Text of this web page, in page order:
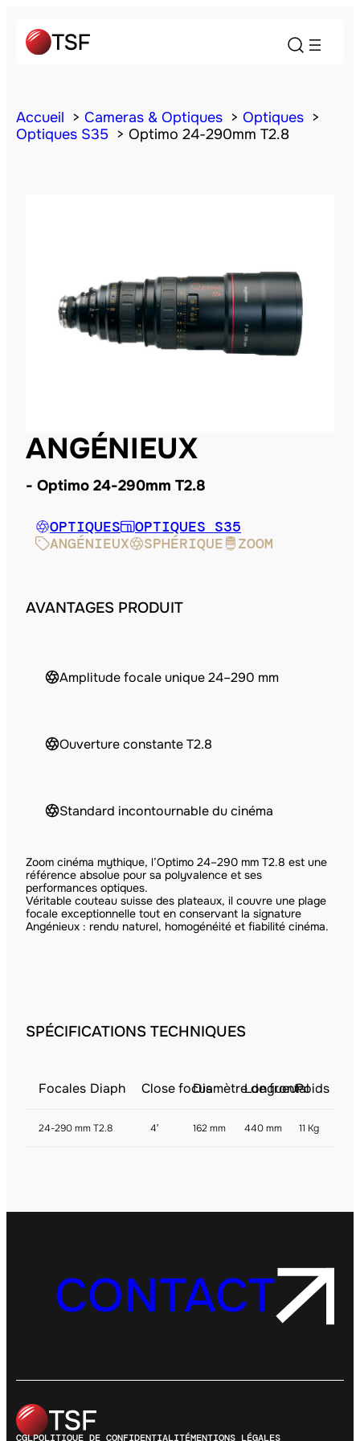
Accueil Cameras & Optiques
Optiques
Optiques S35
Optimo 24-290mm T2.8
ANGÉNIEUX
Optimo 24-290mm T2.8
OPTIQUES
OPTIQUES S35
ANGÉNIEUX
SPHÉRIQUE ZOOM
AVANTAGES PRODUIT
Amplitude focale unique 24–290 mm
Ouverture constante T2.8
Standard incontournable du cinéma
Zoom cinéma mythique, l’Optimo 24–290 mm T2.8 est une
référence absolue pour sa polyvalence et ses
performances optiques.
Véritable couteau suisse des plateaux, il couvre une plage
focale exceptionnelle tout en conservant la signature
Angénieux : rendu naturel, homogénéité et fiabilité cinéma.
SPÉCIFICATIONS TECHNIQUES
Focales Diaph Close focusDiamètre de frontal
LongueurPoids
24-290 mmT2.8 4′ 162 mm 440 mm 11 Kg
CONTACT
CGLPOLITIQUE DE CONFIDENTIALITÉMENTIONS LÉGALES